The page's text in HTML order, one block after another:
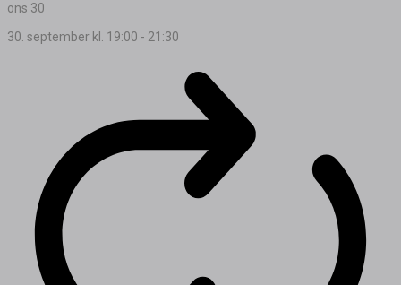
ons 30
30. september kl. 19:00 - 21:30